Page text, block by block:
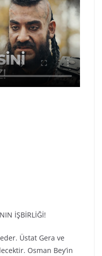
İŞBİRLİĞİ!
Üstat Gera ve
Osman Bey’in